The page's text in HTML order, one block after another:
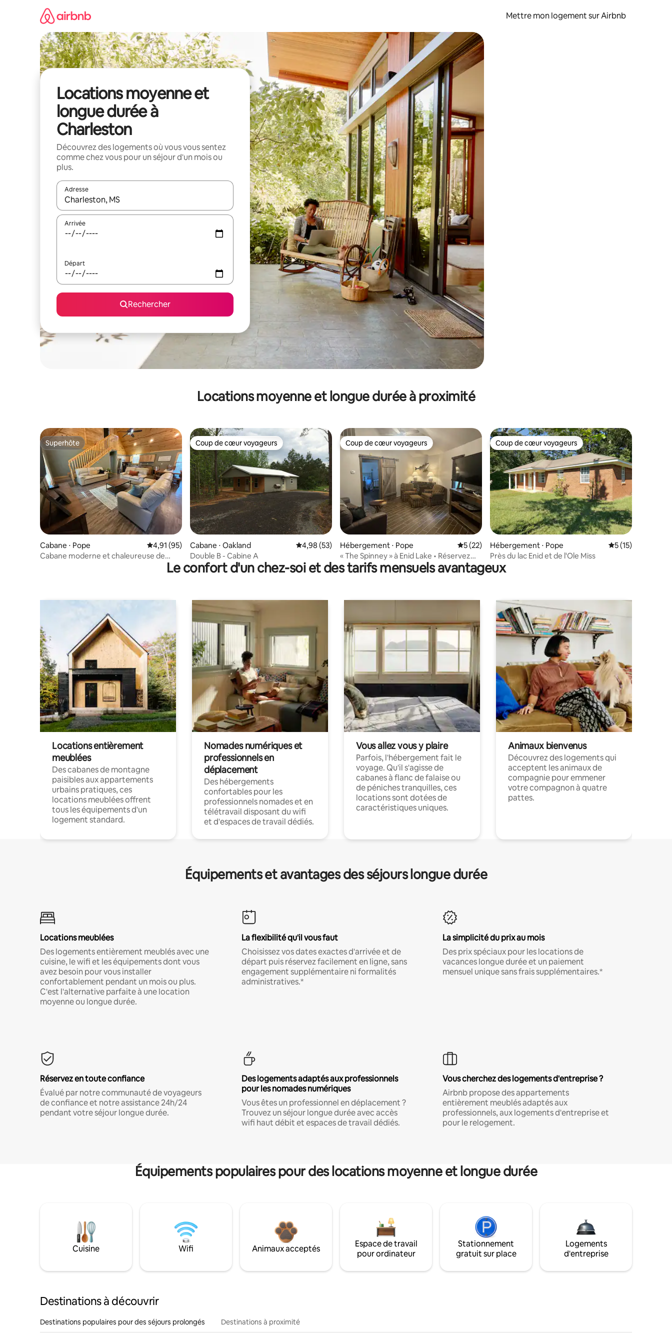
Mettre mon logement sur Airbnb
Locations moyenne et
longue durée à
Charleston
Découvrez des logements où vous vous sentez
comme chez vous pour un séjour d'un mois ou
plus.
Adresse
Lorsque les résultats s'affichent, utilisez les flèches vers le haut et vers le bas pour les parcourir ou en appuyant et en faisant glisser.
Arrivée
Départ
Rechercher
Locations moyenne et longue durée à proximité
Superhôte
Superhôte
Cabane ⋅ Pope Évaluation moyenne sur la base de 95 commentaires : 4,91 sur 5
4,91 (95)
Cabane moderne et chaleureuse de
Coup de cœur voyageurs
Coup de cœur voyageurs
Cabane ⋅ Oakland Évaluation moyenne sur la base de 53 commentaires : 4,98 sur 5
4,98 (53)
Double B - Cabine A
Coup de cœur voyageurs
Coup de cœur voyageurs
Hébergement ⋅ Pope Évaluation moyenne sur la base de 22 commentaires : 5 sur 5
5 (22)
« The Spinney » à Enid Lake • Réservez
dès maintenant pour l'automne !
Coup de cœur voyageurs
Coup de cœur voyageurs
Hébergement ⋅ Pope Évaluation
5 (15)
Près du lac Enid et de l'Ole Miss
Le confort d'un chez-soi et des tarifs mensuels avantageux
Locations entièrement
meublées
Des cabanes de montagne
paisibles aux appartements
urbains pratiques, ces
locations meublées offrent
tous les équipements d'un
logement standard.
Nomades numériques et
professionnels en
déplacement
Des hébergements
confortables pour les
professionnels nomades et en
télétravail disposant du wifi
et d'espaces de travail dédiés.
Vous allez vous y plaire
Parfois, l'hébergement fait le
voyage. Qu'il s'agisse de
cabanes à flanc de falaise ou
de péniches tranquilles, ces
locations sont dotées de
caractéristiques uniques.
Animaux bienvenus
Découvrez des logements qui
acceptent les animaux de
compagnie pour emmener
votre compagnon à quatre
pattes.
Équipements et avantages des séjours longue durée
Locations meublées
Des logements entièrement meublés avec une
cuisine, le wifi et les équipements dont vous
avez besoin pour vous installer
confortablement pendant un mois ou plus.
C'est l'alternative parfaite à une location
moyenne ou longue durée.
La flexibilité qu'il vous faut
Choisissez vos dates exactes d'arrivée et de
départ puis réservez facilement en ligne, sans
engagement supplémentaire ni formalités
administratives.*
La simplicité du prix au mois
Des prix spéciaux pour les locations de
vacances longue durée et un paiement
mensuel unique sans frais supplémentaires.*
Réservez en toute confiance
Évalué par notre communauté de voyageurs
de confiance et notre assistance 24h/24
pendant votre séjour longue durée.
Des logements adaptés aux professionnels
pour les nomades numériques
Vous êtes un professionnel en déplacement ?
Trouvez un séjour longue durée avec accès
wifi haut débit et espaces de travail dédiés.
Vous cherchez des logements d'entreprise ?
Airbnb propose des appartements
entièrement meublés adaptés aux
professionnels, aux logements d'entreprise et
pour le relogement.
Équipements populaires pour des locations moyenne et longue durée
Cuisine Wifi Animaux acceptés
Espace de travail
pour ordinateur
Stationnement
gratuit sur place
Logements
d'entreprise
Destinations à découvrir
Destinations populaires pour des séjours prolongés Destinations à proximité